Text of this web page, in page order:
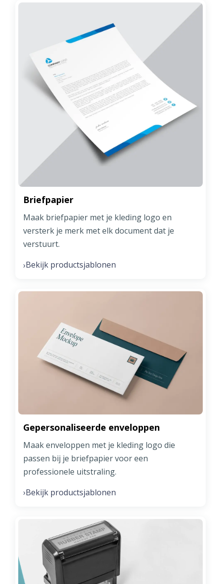
Briefpapier
Maak briefpapier met je kleding logo en
versterk je merk met elk document dat je
verstuurt.
›Bekijk productsjablonen
Gepersonaliseerde enveloppen
Maak enveloppen met je kleding logo die
passen bij je briefpapier voor een
professionele uitstraling.
›Bekijk productsjablonen